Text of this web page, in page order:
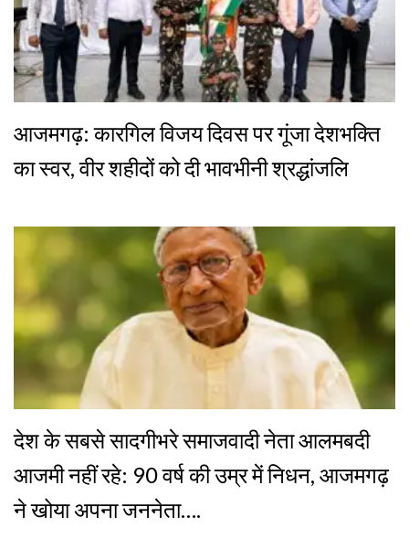
आजमगढ़: कारगिल विजय दिवस पर गूंजा देशभक्ति
का स्वर, वीर शहीदों को दी भावभीनी श्रद्धांजलि
देश के सबसे सादगीभरे समाजवादी नेता आलमबदी
आजमी नहीं रहे: 90 वर्ष की उम्र में निधन, आजमगढ़
ने खोया अपना जननेता….